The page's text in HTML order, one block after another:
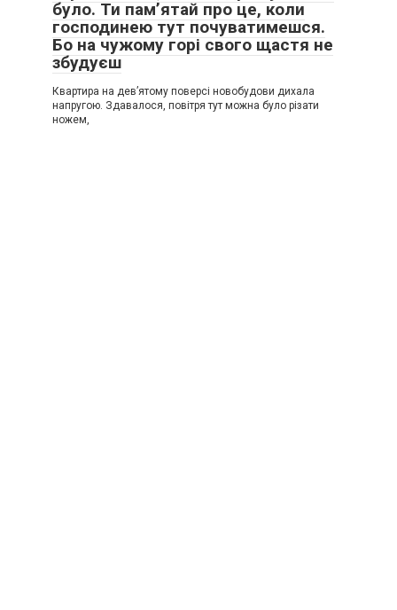
було. Ти пам’ятай про це, коли
господинею тут почуватимешся.
Бо на чужому горі свого щастя не
збудуєш
Квартира на дев’ятому поверсі новобудови дихала
напругою. Здавалося, повітря тут можна було різати
ножем,